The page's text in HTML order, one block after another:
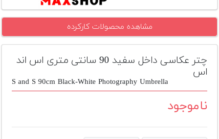
پلاس
افزودن
محصول
دست
دوم
لیست
مشاهده محصولات کارکرده
چتر عکاسی داخل سفید 90 سانتی متری اس اند
اس
S and S 90cm Black-White Photography Umbrella
ناموجود